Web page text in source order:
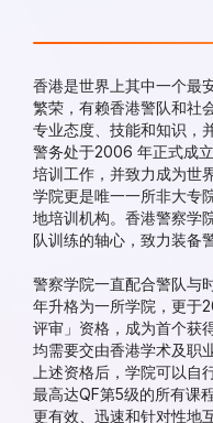
香港是世界上其中一个最
繁荣，有赖香港警队和社
专业态度、技能和知识，
警务处于2006 年正式成
培训工作，并致力成为世
学院更是唯一一所非大专
地培训机构。香港警察学
队训练的轴心，致力装备
警察学院一直配合警队与
年升格为一所学院，更于
评审」资格，成为首个获
均需要交由香港学术及职
上述资格后，学院可以自
最高达QF第5级的所有课
更有效、迅速和针对性地